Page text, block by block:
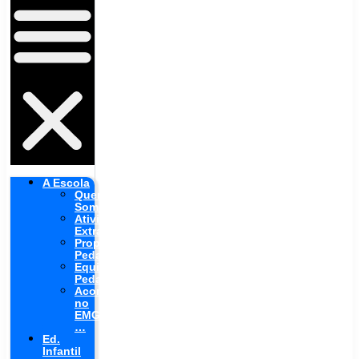
A Escola
Quem
Somos
Atividades
Extras
Proposta
Pedagógica
Equipe
Pedagógica
Aconteceu
no
EMG
…
Ed.
Infantil